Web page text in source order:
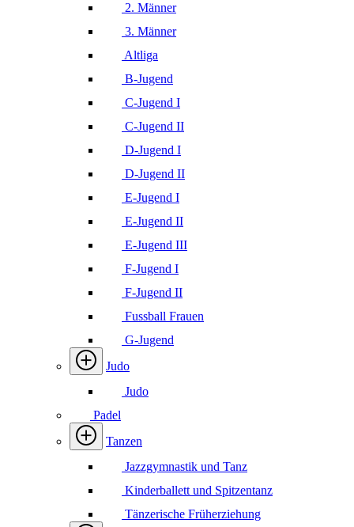
2. Männer
3. Männer
Altliga
B-Jugend
C-Jugend I
C-Jugend II
D-Jugend I
D-Jugend II
E-Jugend I
E-Jugend II
E-Jugend III
F-Jugend I
F-Jugend II
Fussball Frauen
G-Jugend
Judo
Judo
Padel
Tanzen
Jazzgymnastik und Tanz
Kinderballett und Spitzentanz
Tänzerische Früherziehung